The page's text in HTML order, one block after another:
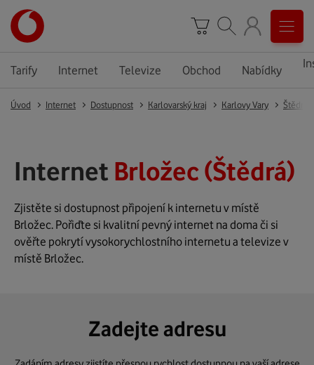
Tarify Internet Televize Obchod Nabídky
Úvod Internet Dostupnost Karlovarský kraj Karlovy Vary Štědrá
Internet Brložec (Štědrá)
Zjistěte si dostupnost připojení k internetu v místě
Brložec. Pořiďte si kvalitní pevný internet na doma či si
ověřte pokrytí vysokorychlostního internetu a televize v
místě Brložec.
Zadejte adresu